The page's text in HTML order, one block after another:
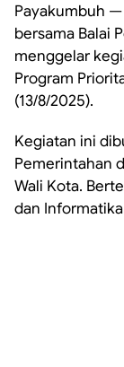
Payakumbuh
bersama Balai
menggelar
Program
(13/8/2025).
Kegiatan ini
Pemerintahan
Wali Kota.
dan